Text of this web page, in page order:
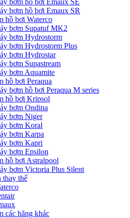
bơm hồ bơi Emaux SE
bơm hồ bơi Emaux SR
hồ bơi Waterco
bơm Supatuf MK2
bơm Hydrostorm
bơm Hydrostorm Plus
bơm Hydrostar
bơm Supastream
bơm Aquamite
hồ bơi Peraqua
bơm hồ bơi Peraqua M series
hồ bơi Kripsol
bơm Ondina
bơm Niger
bơm Koral
bơm Karpa
bơm Kapri
bơm Epsilon
hồ bơi Astralpool
bơm Victoria Plus Silent
thay thế
các hãng khác